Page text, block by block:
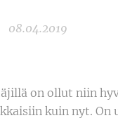
08.04.2019
on ollut niin
kuin nyt.